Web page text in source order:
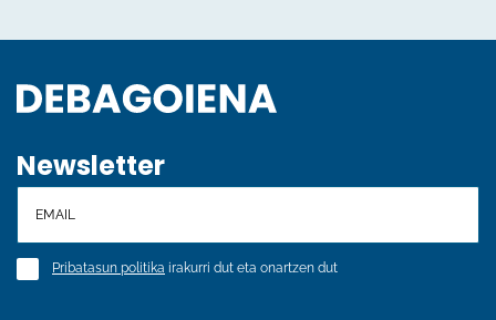
Newsletter
Pribatasun politika irakurri dut eta onartzen dut